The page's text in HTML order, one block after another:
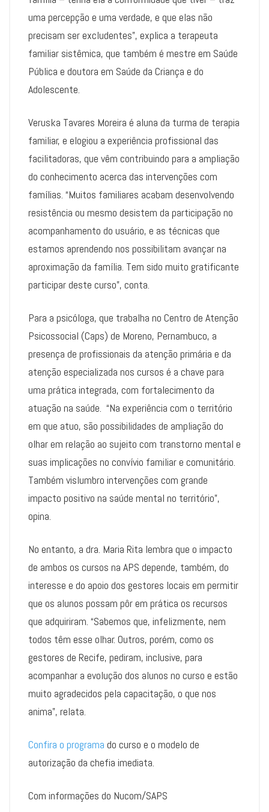
uma percepção e uma verdade, e que elas não
precisam ser excludentes”, explica a terapeuta
familiar sistêmica, que também é mestre em Saúde
Pública e doutora em Saúde da Criança e do
Adolescente.
Veruska Tavares Moreira é aluna da turma de terapia
familiar, e elogiou a experiência profissional das
facilitadoras, que vêm contribuindo para a ampliação
do conhecimento acerca das intervenções com
famílias. “Muitos familiares acabam desenvolvendo
resistência ou mesmo desistem da participação no
acompanhamento do usuário, e as técnicas que
estamos aprendendo nos possibilitam avançar na
aproximação da família. Tem sido muito gratificante
participar deste curso”, conta.
Para a psicóloga, que trabalha no Centro de Atenção
Psicossocial (Caps) de Moreno, Pernambuco, a
presença de profissionais da atenção primária e da
atenção especializada nos cursos é a chave para
uma prática integrada, com fortalecimento da
atuação na saúde. “Na experiência com o território
em que atuo, são possibilidades de ampliação do
olhar em relação ao sujeito com transtorno mental e
suas implicações no convívio familiar e comunitário.
Também vislumbro intervenções com grande
impacto positivo na saúde mental no território”,
opina.
No entanto, a dra. Maria Rita lembra que o impacto
de ambos os cursos na APS depende, também, do
interesse e do apoio dos gestores locais em permitir
que os alunos possam pôr em prática os recursos
que adquiriram. “Sabemos que, infelizmente, nem
todos têm esse olhar. Outros, porém, como os
gestores de Recife, pediram, inclusive, para
acompanhar a evolução dos alunos no curso e estão
muito agradecidos pela capacitação, o que nos
anima”, relata.
Confira o programa do curso e o modelo de
autorização da chefia imediata.
Com informações do Nucom/SAPS